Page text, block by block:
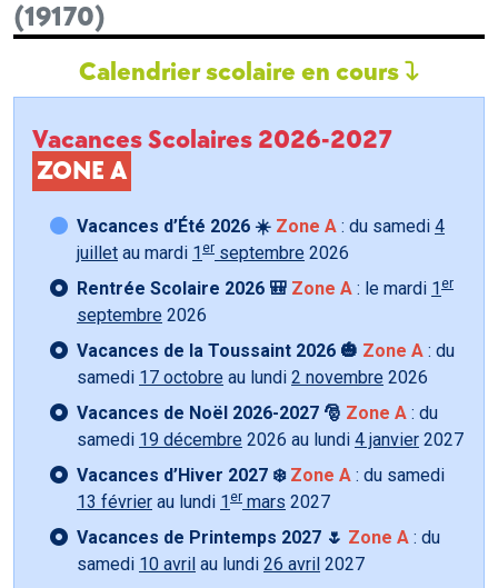
(19170)
Calendrier scolaire en cours
Vacances Scolaires 2026-2027
ZONE A
Vacances d’Été 2026 ☀️ Zone A : du samedi 4
juillet au mardi 1 er septembre 2026
Rentrée Scolaire 2026 🎒 Zone A : le mardi 1 er
septembre 2026
Vacances de la Toussaint 2026 🎃 Zone A : du
samedi 17 octobre au lundi 2 novembre 2026
Vacances de Noël 2026-2027 🎅 Zone A : du
samedi 19 décembre 2026 au lundi 4 janvier 2027
Vacances d’Hiver 2027 ❄️ Zone A : du samedi
13 février au lundi 1 er mars 2027
Vacances de Printemps 2027 🌷 Zone A : du
samedi 10 avril au lundi 26 avril 2027